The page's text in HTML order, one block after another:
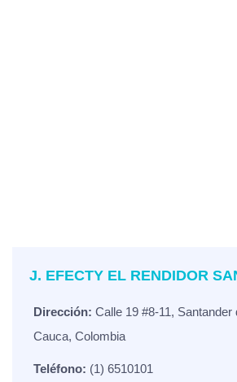
J. EFECTY EL RENDIDOR
Dirección: Calle 19 #8-11, Santander
Cauca, Colombia
Teléfono: (1) 6510101